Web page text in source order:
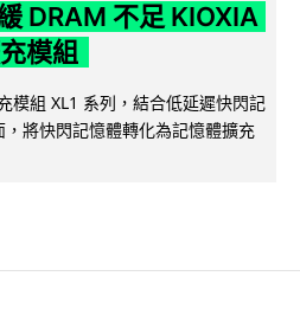
DRAM 不足 KIOXIA
模組
模組 XL1 系列，結合低延遲快閃記
，將快閃記憶體轉化為記憶體擴充